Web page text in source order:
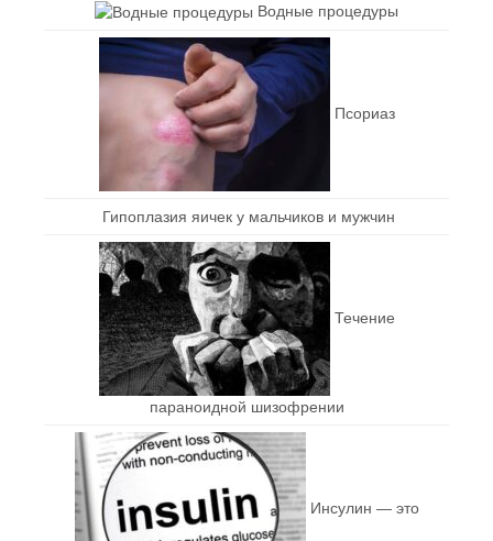
Водные процедуры
Псориаз
Гипоплазия яичек у мальчиков и мужчин
Течение
параноидной шизофрении
Инсулин — это